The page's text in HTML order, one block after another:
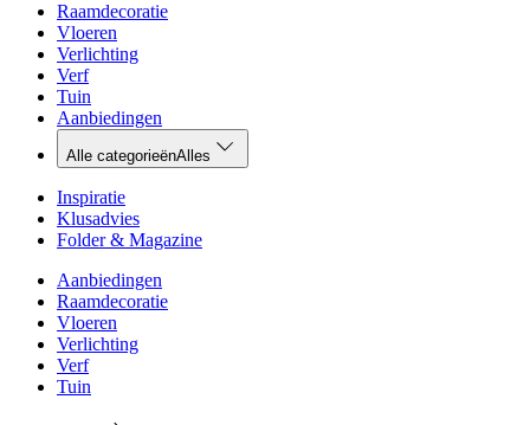
Raamdecoratie
Vloeren
Verlichting
Verf
Tuin
Aanbiedingen
Alle categorieënAlles
Inspiratie
Klusadvies
Folder & Magazine
Aanbiedingen
Raamdecoratie
Vloeren
Verlichting
Verf
Tuin